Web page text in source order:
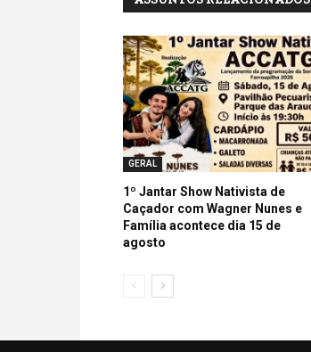
GERAL
1º Jantar Show Nativista de
Caçador com Wagner Nunes e
Família acontece dia 15 de
agosto